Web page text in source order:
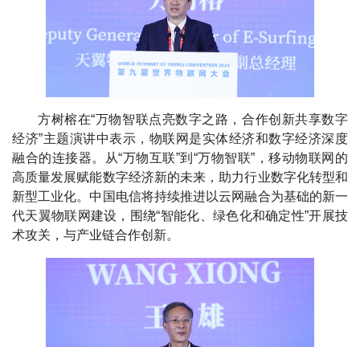
方树榕在“万物智联点亮数字之路，合作创新共享数字
经济”主题演讲中表示，物联网是实体经济和数字经济深度
融合的连接器。从“万物互联”到“万物智联”，移动物联网的
高质量发展赋能数字经济新的未来，助力行业数字化转型和
新型工业化。中国电信将持续推进以云网融合为基础的新一
代天翼物联网建设，围绕“智能化、绿色化和确定性”开展技
术攻关，与产业链合作创新。